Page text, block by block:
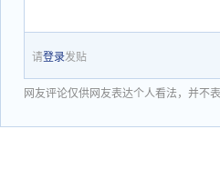
请登录发贴
网友评论仅供网友表达个人看法，并不